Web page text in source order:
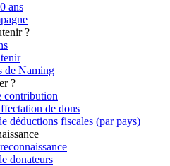
ans
?
de Naming
?
contribution
de dons
déductions fiscales (par pays)
donateurs